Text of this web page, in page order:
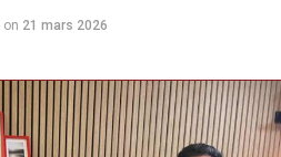
on 21 mars 2026